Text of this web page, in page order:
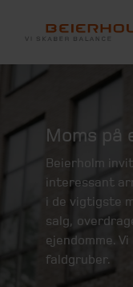
Moms på
Beierholm
interessant
i de vigtigste
salg,
ejendomme.
faldgruber.